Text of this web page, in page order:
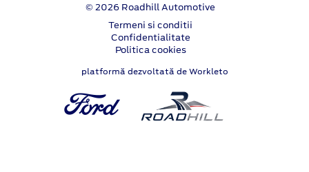
© 2026 Roadhill Automotive
Termeni si conditii
Confidentialitate
Politica cookies
platformă dezvoltată de Workleto